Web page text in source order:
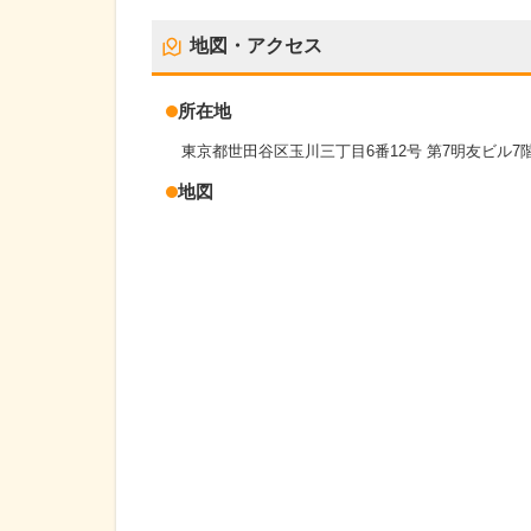
地図・アクセス
所在地
東京都世田谷区玉川三丁目6番12号 第7明友ビル7
地図